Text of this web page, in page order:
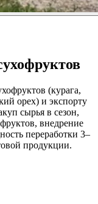
(курага,
орех) и экспорту
сырья в сезон,
внедрение
переработки 3–
продукции.